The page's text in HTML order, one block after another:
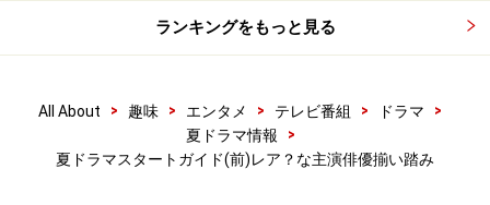
ランキングをもっと見る
All About > 趣味 > エンタメ > テレビ番組 > ドラマ
>
夏ドラマ情報
>
夏ドラマスタートガイド(前)レア？な主演俳優揃い踏み